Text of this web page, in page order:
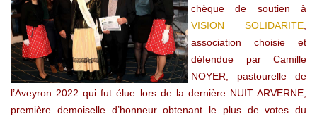
chèque de soutien à
VISION SOLIDARITE
association choisie et
défendue par Camille
NOYER, pastourelle de
l’Aveyron 2022 qui fut élue lors de la dernière NUIT ARVERNE,
première demoiselle d’honneur obtenant le plus de votes du